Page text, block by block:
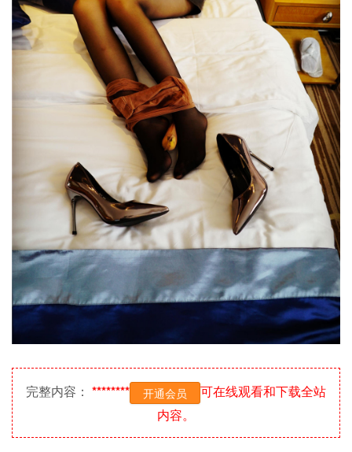
完整内容： ******** 开通会员
可在线观看和下载全站
内容。